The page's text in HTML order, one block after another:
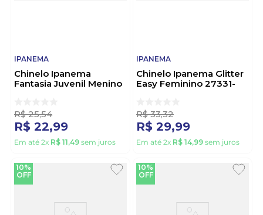
IPANEMA
Chinelo Ipanema
Fantasia Juvenil Menino
R$ 25,54
R$ 22,99
Em até 2x R$ 11,49 sem juros
IPANEMA
Chinelo Ipanema Glitter
Easy Feminino 27331-
R$ 33,32
R$ 29,99
Em até 2x R$ 14,99 sem juros
10%
OFF
10%
OFF